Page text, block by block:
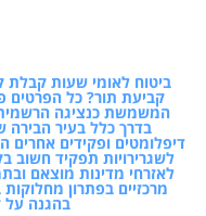
ביטוח לאומי שעות קבלת
קביעת תור? כל הפרטים
המשמשת כנציגה
בדרך כלל בעיר הבירה
דיפלומטים ופקידים אחרים
לשגרירויות תפקיד חשוב
לאזרחי מדינות מוצאם
מרכזיים בפתרון
בהגנה על